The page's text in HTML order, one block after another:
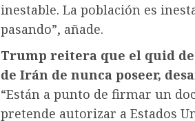
inestable. La población es
pasando”, añade.
Trump reitera que el quid
de Irán de nunca poseer,
“Están a punto de firmar un
pretende autorizar a Estados